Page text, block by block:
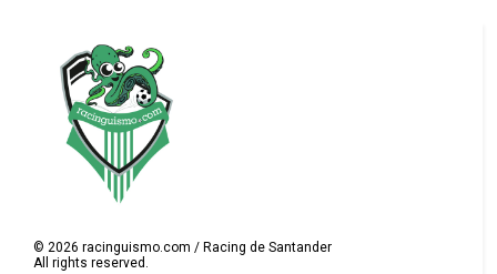
©2026 racinguismo.com / Racing de Santander
All rights reserved.